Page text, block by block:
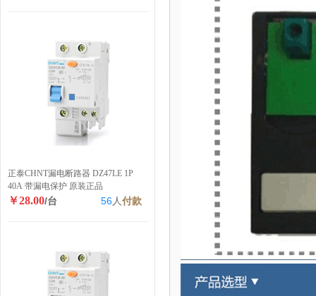
正泰CHNT漏电断路器 DZ47LE 1P
40A 带漏电保护 原装正品
￥28.00/台 56人付款